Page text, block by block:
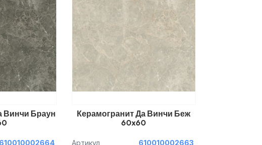
Винчи Браун
610010002664
Керамогранит Да Винчи Беж
60x60
Артикул
610010002663